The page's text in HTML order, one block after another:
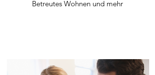
Betreutes Wohnen und mehr